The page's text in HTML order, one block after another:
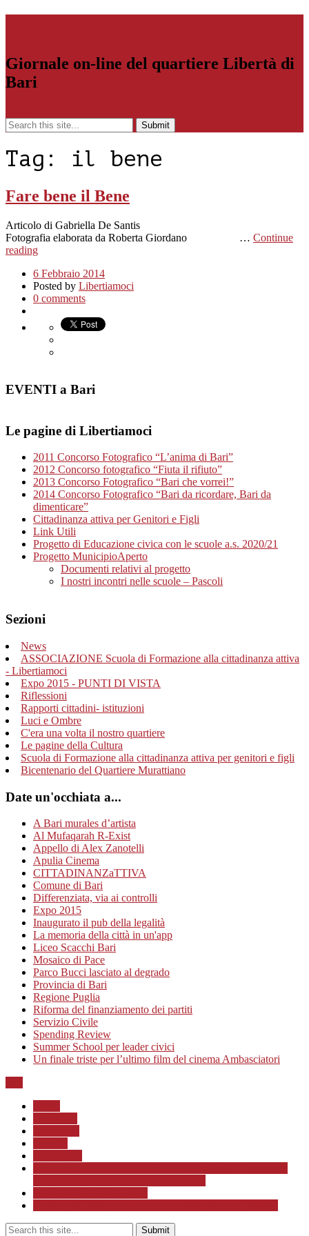
Giornale on-line del quartiere Libertà di
Bari
Tag: il bene
Fare bene il Bene
Articolo di Gabriella De Santis
Fotografia elaborata da Roberta Giordano … Continue
reading
6 Febbraio 2014
Posted by Libertiamoci
0 comments
EVENTI a Bari
Le pagine di Libertiamoci
2011 Concorso Fotografico “L’anima di Bari”
2012 Concorso fotografico “Fiuta il rifiuto”
2013 Concorso Fotografico “Bari che vorrei!”
2014 Concorso Fotografico “Bari da ricordare, Bari da
dimenticare”
Cittadinanza attiva per Genitori e Figli
Link Utili
Progetto di Educazione civica con le scuole a.s. 2020/21
Progetto MunicipioAperto
Documenti relativi al progetto
I nostri incontri nelle scuole – Pascoli
Sezioni
News
ASSOCIAZIONE Scuola di Formazione alla cittadinanza attiva
- Libertiamoci
Expo 2015 - PUNTI DI VISTA
Riflessioni
Rapporti cittadini- istituzioni
Luci e Ombre
C'era una volta il nostro quartiere
Le pagine della Cultura
Scuola di Formazione alla cittadinanza attiva per genitori e figli
Bicentenario del Quartiere Murattiano
Date un'occhiata a...
A Bari murales d’artista
Al Mufaqarah R-Exist
Appello di Alex Zanotelli
Apulia Cinema
CITTADINANZaTTIVA
Comune di Bari
Differenziata, via ai controlli
Expo 2015
Inaugurato il pub della legalità
La memoria della città in un'app
Liceo Scacchi Bari
Mosaico di Pace
Parco Bucci lasciato al degrado
Provincia di Bari
Regione Puglia
Riforma del finanziamento dei partiti
Servizio Civile
Spending Review
Summer School per leader civici
Un finale triste per l’ultimo film del cinema Ambasciatori